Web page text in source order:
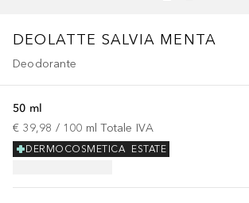
DEOLATTE SALVIA MENTA
Deodorante
50 ml
€ 39,98 / 100 ml Totale IVA
ESTATE
DERMOCOSMETICA